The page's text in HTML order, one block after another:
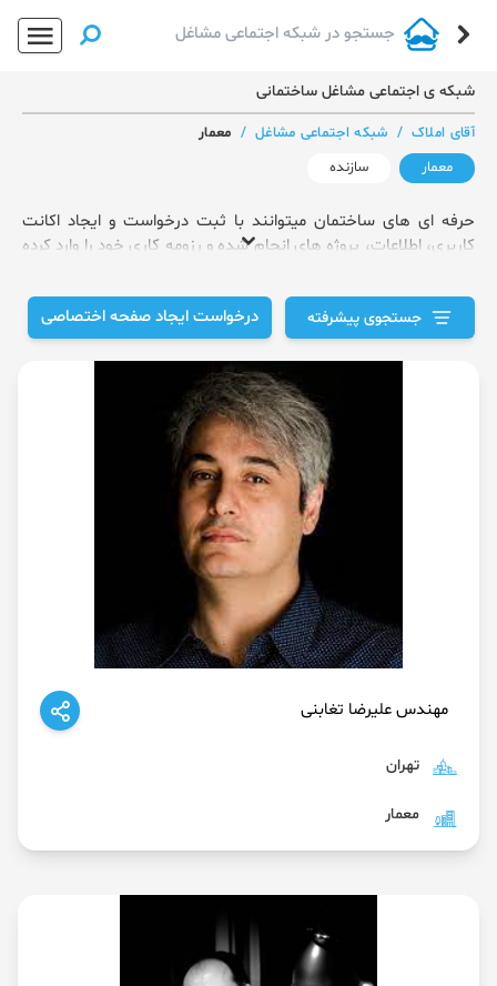
شبکه ی اجتماعی مشاغل ساختمانی
آقای املاک / شبکه اجتماعی مشاغل / معمار
معمار
سازنده
حرفه ای های ساختمان میتوانند با ثبت درخواست و ایجاد اکانت
کاربری، اطلاعات، پروژه های انجام شده و رزومه کاری خود را وارد کرده
حوزه فعالیت دارند براحتی بتوانند با آن ها از طریق آقای املاک ارتباط
بگیرند. شما نیز میتوانید برترین متخصصان حرفه ای را با توجه به
تخصص مورد نظر در این صفحه از آقای املاک پیدا کنید.
جستجوی پیشرفته درخواست ایجاد صفحه اختصاصی
مهندس علیرضا تغابنی
تهران
معمار